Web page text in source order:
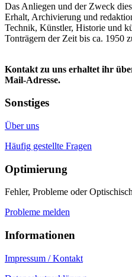
Das Anliegen und der Zweck
Erhalt, Archivierung und
Technik, Künstler, Historie und
Tonträgern der Zeit bis ca. 1950
Kontakt zu uns erhaltet ihr
Mail-Adresse.
Sonstiges
Über uns
Häufig gestellte Fragen
Optimierung
Fehler, Probleme oder
Probleme melden
Informationen
Impressum / Kontakt